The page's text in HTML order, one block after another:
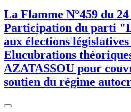
La Flamme N°459 du
Participation du parti
aux élections législatives
Elucubrations
AZATASSOU pour
soutien du régime